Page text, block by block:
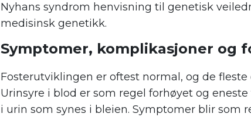
Nyhans syndrom henvisning til genetisk
medisinsk genetikk.
Symptomer, komplikasjoner og
Fosterutviklingen er oftest normal, og de
Urinsyre i blod er som regel forhøyet og
i urin som synes i bleien. Symptomer blir som